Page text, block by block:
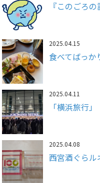
『このごろの
2025.04.15
食べてばっか
2025.04.11
「横浜旅行」
2025.04.08
西宮酒ぐらル